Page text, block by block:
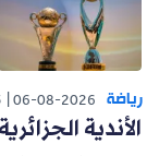
رياضة 06-08-2026
الأندية